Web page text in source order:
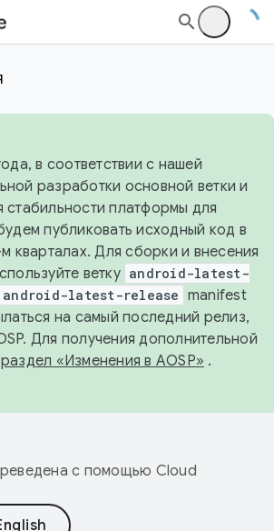
в соответствии с нашей
разработки основной ветки и
стабильности платформы для
публиковать исходный код в
кварталах. Для сборки и внесения
ветку android-latest-
android-latest-release manifest
на самый последний релиз,
Для получения дополнительной
раздел «Изменения в AOSP» .
с помощью Cloud